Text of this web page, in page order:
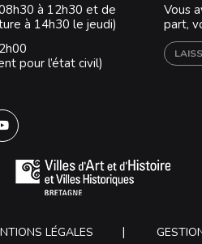
à 12h30 et de
à 14h30 le jeudi)
pour l’état civil)
Vous
part,
Twitter
le compte Instagram
Lien vers la chaîne Youtube
LÉGALES